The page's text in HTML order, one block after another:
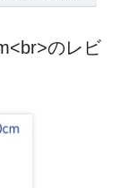
のレビ